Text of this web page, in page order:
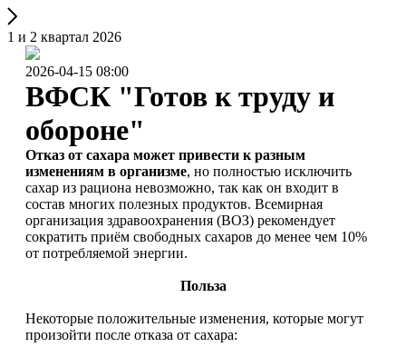
1 и 2 квартал 2026
2026-04-15 08:00
ВФСК "Готов к труду и
обороне"
Отказ от сахара может привести к разным
изменениям в организме, но полностью исключить
сахар из рациона невозможно, так как он входит в
состав многих полезных продуктов. Всемирная
организация здравоохранения (ВОЗ) рекомендует
сократить приём свободных сахаров до менее чем 10%
от потребляемой энергии.
Польза
Некоторые положительные изменения, которые могут
произойти после отказа от сахара: